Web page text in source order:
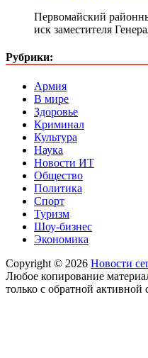
Первомайский
иск заместителя
Рубрики:
Армия
В мире
Здоровье
Криминал
Культура
Наука
Новости ИТ
Общество
Политика
Спорт
Туризм
Шоу-бизнес
Экономика
Copyright © 2026 Новости
Любое копирование
только с обратной активной